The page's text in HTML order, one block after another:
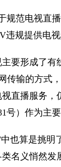
规范电视直
违规提供电
要形成了
传输的方式
直播服务
号）作为主
也算是挑明
名义悄然